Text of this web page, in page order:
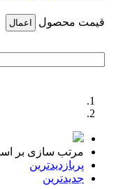
قیمت محصول اعمال
مرتب سازی بر
پربازدیدترین
جدیدترین